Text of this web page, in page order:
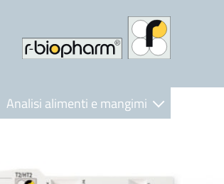
Analisi alimenti e mangimi
R-Biopharm AG